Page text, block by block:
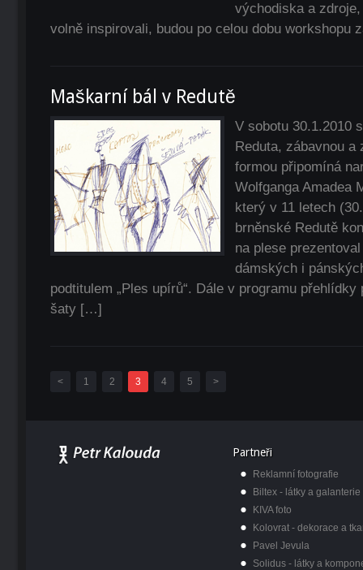
východiska a
volně inspirovali, budou po celou dobu workshopu
Maškarní bál v Redutě
V sobotu 30.1.2010
Reduta, zábavnou a
formou připomíná
Wolfganga Amadea
který v 11 letech
brněnské Redutě
na plese
dámských i
podtitulem „Ples upírů“. Dále v programu
šaty […]
< 1 2 3 4 5 >
Partneři
Reklamní fotografie
Biltex - látky a galanterie
KIVA foto
Kolovrat - dekorace a
Pavel Jevula
Solidus - látky a